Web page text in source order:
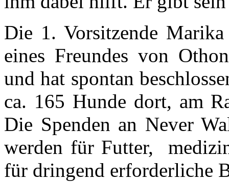
Die 1. Vorsitzende
eines Freundes von
und hat spontan
ca. 165 Hunde dort, am
Die Spenden an Never
werden für Futter,
für dringend erforderliche